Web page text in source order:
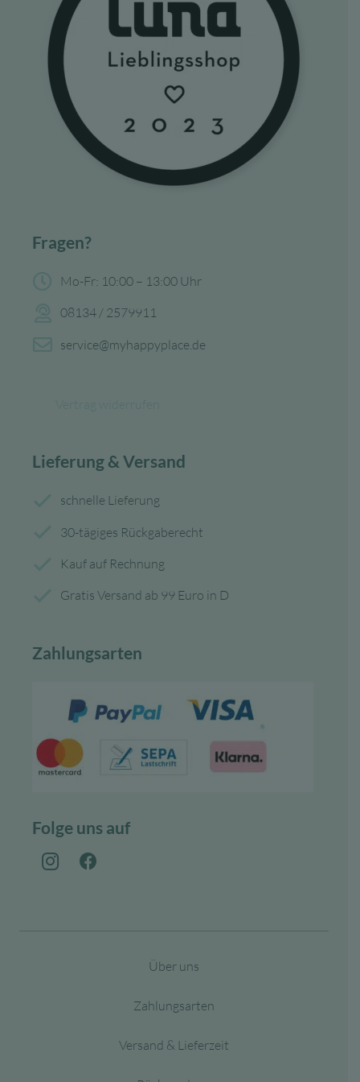
Fragen?
Mo-Fr: 10:00 – 13:00 Uhr
08134 / 2579911
service@myhappyplace.de
Lieferung & Versand
schnelle Lieferung
30-tägiges Rückgaberecht
Kauf auf Rechnung
Gratis Versand ab 99 Euro in D
Zahlungsarten
Folge uns auf
Über uns
Zahlungsarten
Versand & Lieferzeit